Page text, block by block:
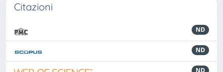
Citazioni
ND
ND